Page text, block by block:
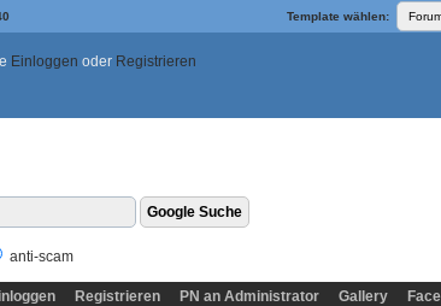
Template wählen:
Einloggen oder Registrieren
anti-scam
Registrieren PN an Administrator Gallery